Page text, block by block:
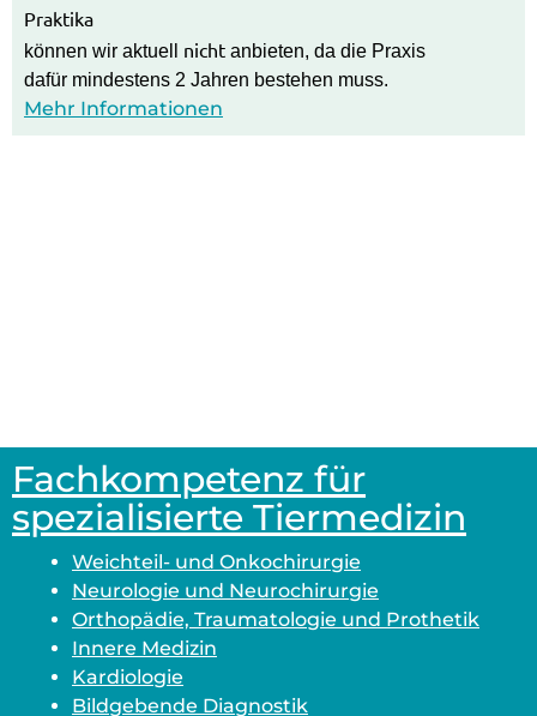
Praktika
können wir aktuell nicht anbieten, da die Praxis
dafür mindestens 2 Jahren bestehen muss.
Mehr Informationen
Fachkompetenz für
spezialisierte Tiermedizin
Weichteil- und Onkochirurgie
Neurologie und Neurochirurgie
Orthopädie, Traumatologie und Prothetik
Innere Medizin
Kardiologie
Bildgebende Diagnostik